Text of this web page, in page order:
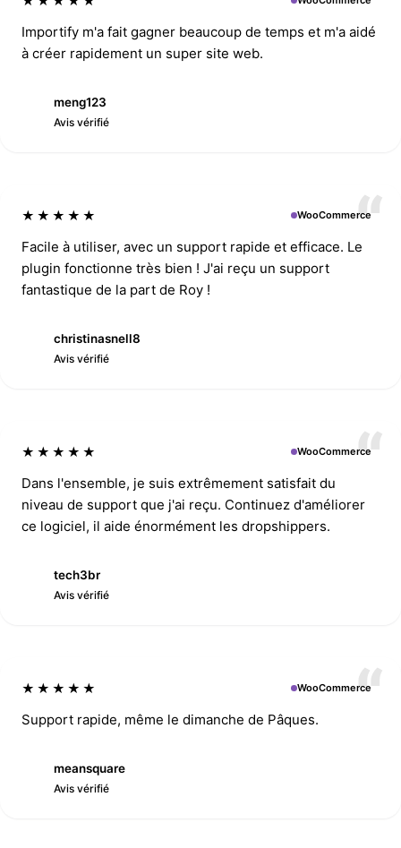
Importify m'a fait gagner beaucoup de temps et m'a aidé
à créer rapidement un super site web.
meng123
Avis vérifié
★★★★★ WooCommerce
Facile à utiliser, avec un support rapide et efficace. Le
plugin fonctionne très bien ! J'ai reçu un support
fantastique de la part de Roy !
christinasnell8
Avis vérifié
★★★★★ WooCommerce
Dans l'ensemble, je suis extrêmement satisfait du
niveau de support que j'ai reçu. Continuez d'améliorer
ce logiciel, il aide énormément les dropshippers.
tech3br
Avis vérifié
★★★★★ WooCommerce
Support rapide, même le dimanche de Pâques.
meansquare
Avis vérifié